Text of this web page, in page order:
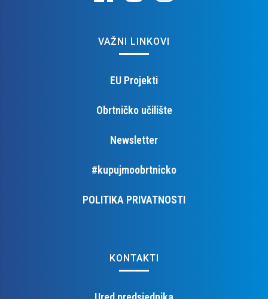
VAŽNI LINKOVI
EU Projekti
Obrtničko učilište
Newsletter
#kupujmoobrtnicko
POLITIKA PRIVATNOSTI
KONTAKTI